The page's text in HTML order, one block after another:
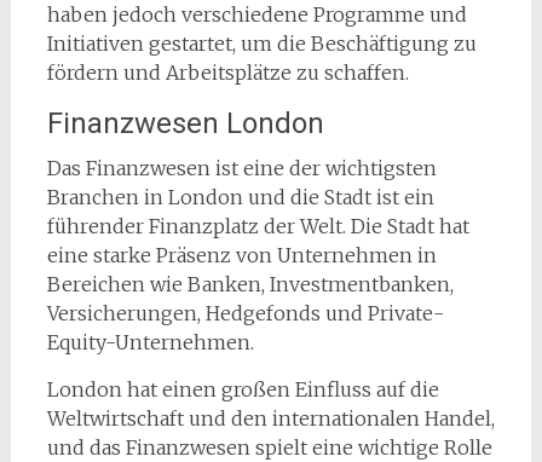
haben jedoch verschiedene Programme und
Initiativen gestartet, um die Beschäftigung zu
fördern und Arbeitsplätze zu schaffen.
Finanzwesen London
Das Finanzwesen ist eine der wichtigsten
Branchen in London und die Stadt ist ein
führender Finanzplatz der Welt. Die Stadt hat
eine starke Präsenz von Unternehmen in
Bereichen wie Banken, Investmentbanken,
Versicherungen, Hedgefonds und Private-
Equity-Unternehmen.
London hat einen großen Einfluss auf die
Weltwirtschaft und den internationalen Handel,
und das Finanzwesen spielt eine wichtige Rolle